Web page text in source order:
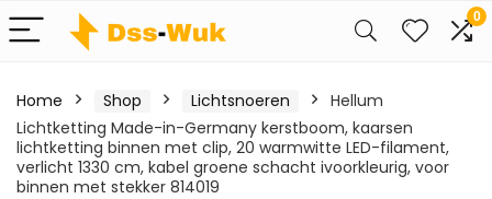
0
Home Shop Lichtsnoeren
Hellum
Lichtketting Made-in-Germany kerstboom, kaarsen
lichtketting binnen met clip, 20 warmwitte LED-filament,
verlicht 1330 cm, kabel groene schacht ivoorkleurig, voor
binnen met stekker 814019